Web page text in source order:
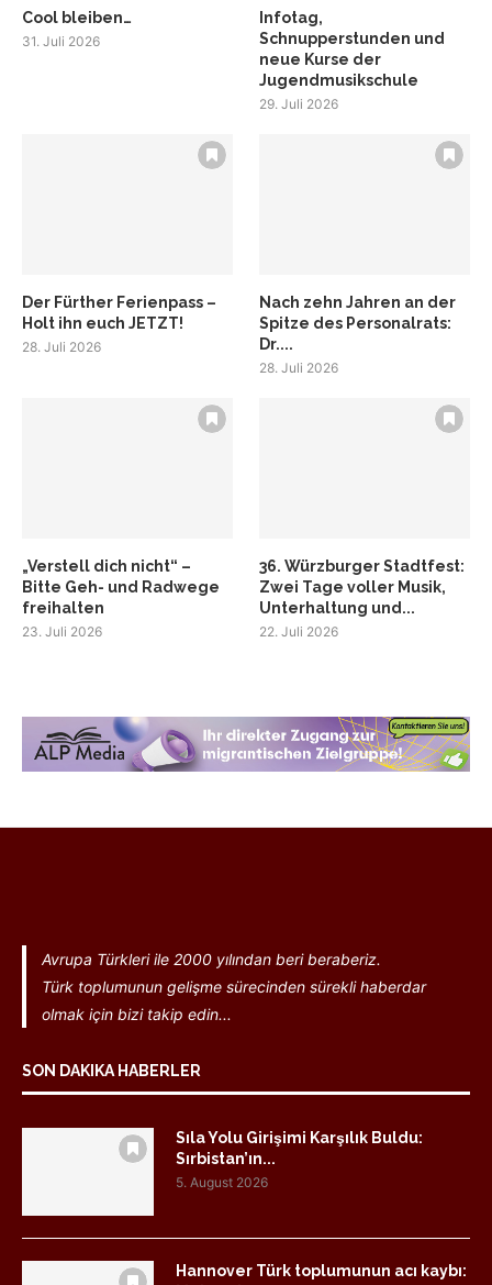
Cool bleiben…
31. Juli 2026
Infotag,
Schnupperstunden und
neue Kurse der
Jugendmusikschule
29. Juli 2026
Der Fürther Ferienpass –
Holt ihn euch JETZT!
28. Juli 2026
Nach zehn Jahren an der
Spitze des Personalrats:
Dr....
28. Juli 2026
„Verstell dich nicht“ –
Bitte Geh- und Radwege
freihalten
23. Juli 2026
36. Würzburger Stadtfest:
Zwei Tage voller Musik,
Unterhaltung und...
22. Juli 2026
Avrupa Türkleri ile 2000 yılından beri beraberiz.
Türk toplumunun gelişme sürecinden sürekli haberdar
olmak için bizi takip edin...
SON DAKIKA HABERLER
Sıla Yolu Girişimi Karşılık Buldu:
Sırbistan’ın...
5. August 2026
Hannover Türk toplumunun acı kaybı: